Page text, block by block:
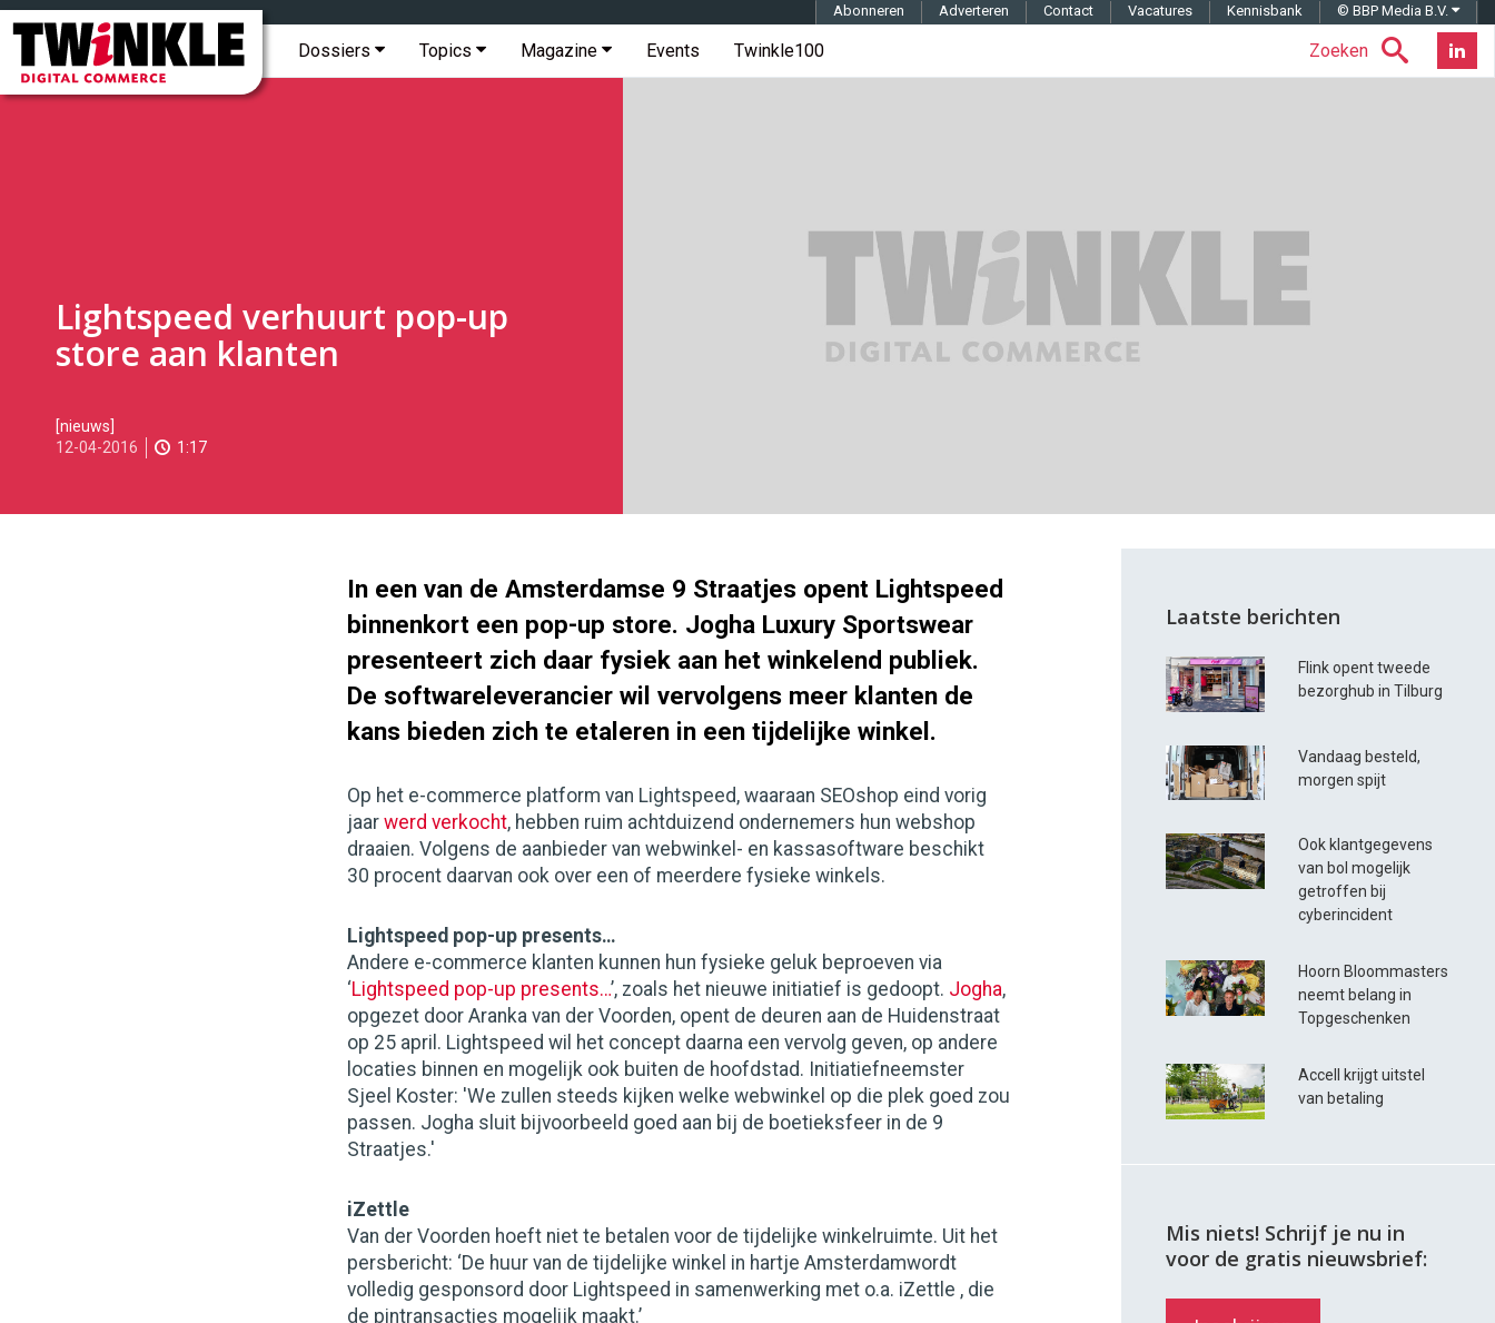
Twinkle
Digital
Commerce
Hoofdmenu Zoeken
Dossiers Topics Magazine Events Twinkle100
Topmenu Abonneren Adverteren Contact Vacatures Kennisbank © BBP Media B.V.
Lightspeed verhuurt pop-up
store aan klanten
2016-
04-
05-
[nieuws]
12-04-2016
1:17
In een van de Amsterdamse 9 Straatjes opent Lightspeed
binnenkort een pop-up store. Jogha Luxury Sportswear
presenteert zich daar fysiek aan het winkelend publiek.
De softwareleverancier wil vervolgens meer klanten de
kans bieden zich te etaleren in een tijdelijke winkel.
Op het e-commerce platform van Lightspeed, waaraan SEOshop eind vorig
jaar werd verkocht, hebben ruim achtduizend ondernemers hun webshop
draaien. Volgens de aanbieder van webwinkel- en kassasoftware beschikt
30 procent daarvan ook over een of meerdere fysieke winkels.
Lightspeed pop-up presents…
Andere e-commerce klanten kunnen hun fysieke geluk beproeven via
‘Lightspeed pop-up presents…’, zoals het nieuwe initiatief is gedoopt. Jogha,
opgezet door Aranka van der Voorden, opent de deuren aan de Huidenstraat
op 25 april. Lightspeed wil het concept daarna een vervolg geven, op andere
locaties binnen en mogelijk ook buiten de hoofdstad. Initiatiefneemster
Sjeel Koster: 'We zullen steeds kijken welke webwinkel op die plek goed zou
passen. Jogha sluit bijvoorbeeld goed aan bij de boetieksfeer in de 9
Straatjes.'
iZettle
Van der Voorden hoeft niet te betalen voor de tijdelijke winkelruimte. Uit het
persbericht: ‘De huur van de tijdelijke winkel in hartje Amsterdamwordt
volledig gesponsord door Lightspeed in samenwerking met o.a. iZettle , die
de pintransacties mogelijk maakt.’
Laatste berichten
Flink opent tweede
bezorghub in Tilburg
Vandaag besteld,
morgen spijt
Ook klantgegevens
van bol mogelijk
getroffen bij
cyberincident
Hoorn Bloommasters
neemt belang in
Topgeschenken
Accell krijgt uitstel
van betaling
Mis niets! Schrijf je nu in
voor de gratis nieuwsbrief: